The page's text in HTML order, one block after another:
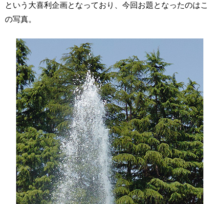
という大喜利企画となっており、今回お題となったのはこ
の写真。